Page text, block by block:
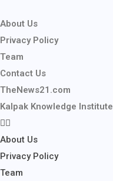
About Us
Privacy Policy
Team
Contact Us
TheNews21.com
Kalpak Knowledge Institute
About Us
Privacy Policy
Team